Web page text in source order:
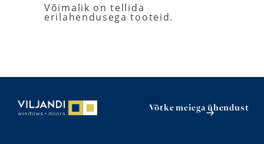
Võimalik on tellida
erilahendusega tooteid.
Võtke meiega ühendust